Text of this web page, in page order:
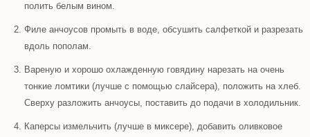
полить белым вином.
Филе анчоусов промыть в воде, обсушить салфеткой и разрезать
вдоль пополам.
Вареную и хорошо охлажденную говядину нарезать на очень
тонкие ломтики (лучше с помощью слайсера), положить на хлеб.
Сверху разложить анчоусы, поставить до подачи в холодильник.
Каперсы измельчить (лучше в миксере), добавить оливковое